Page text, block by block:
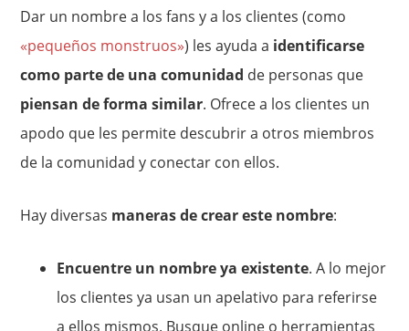
Dar un nombre a los fans y a los clientes (como
«pequeños monstruos») les ayuda a identificarse
como parte de una comunidad de personas que
piensan de forma similar. Ofrece a los clientes un
apodo que les permite descubrir a otros miembros
de la comunidad y conectar con ellos.
Hay diversas maneras de crear este nombre:
Encuentre un nombre ya existente. A lo mejor
los clientes ya usan un apelativo para referirse
a ellos mismos. Busque online o herramientas